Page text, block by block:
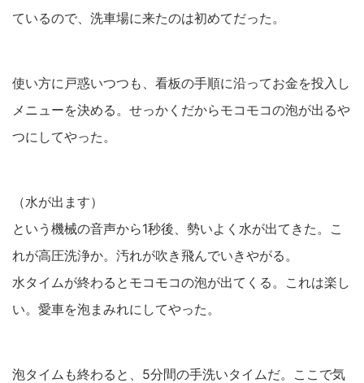
ているので、洗車場に来たのは初めてだった。
使い方に戸惑いつつも、看板の手順に沿ってお金を投入し
メニューを決める。せっかくだからモコモコの泡が出るや
つにしてやった。
（水が出ます）
という機械の音声から1秒後、勢いよく水が出てきた。こ
れが高圧洗浄か。汚れが吹き飛んでいきやがる。
水タイムが終わるとモコモコの泡が出てくる。これは楽し
い。愛車を泡まみれにしてやった。
泡タイムも終わると、5分間の手洗いタイムだ。ここで気